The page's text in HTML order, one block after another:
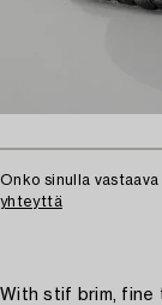
Onko sinulla
yhteyttä
With stif brim, fine